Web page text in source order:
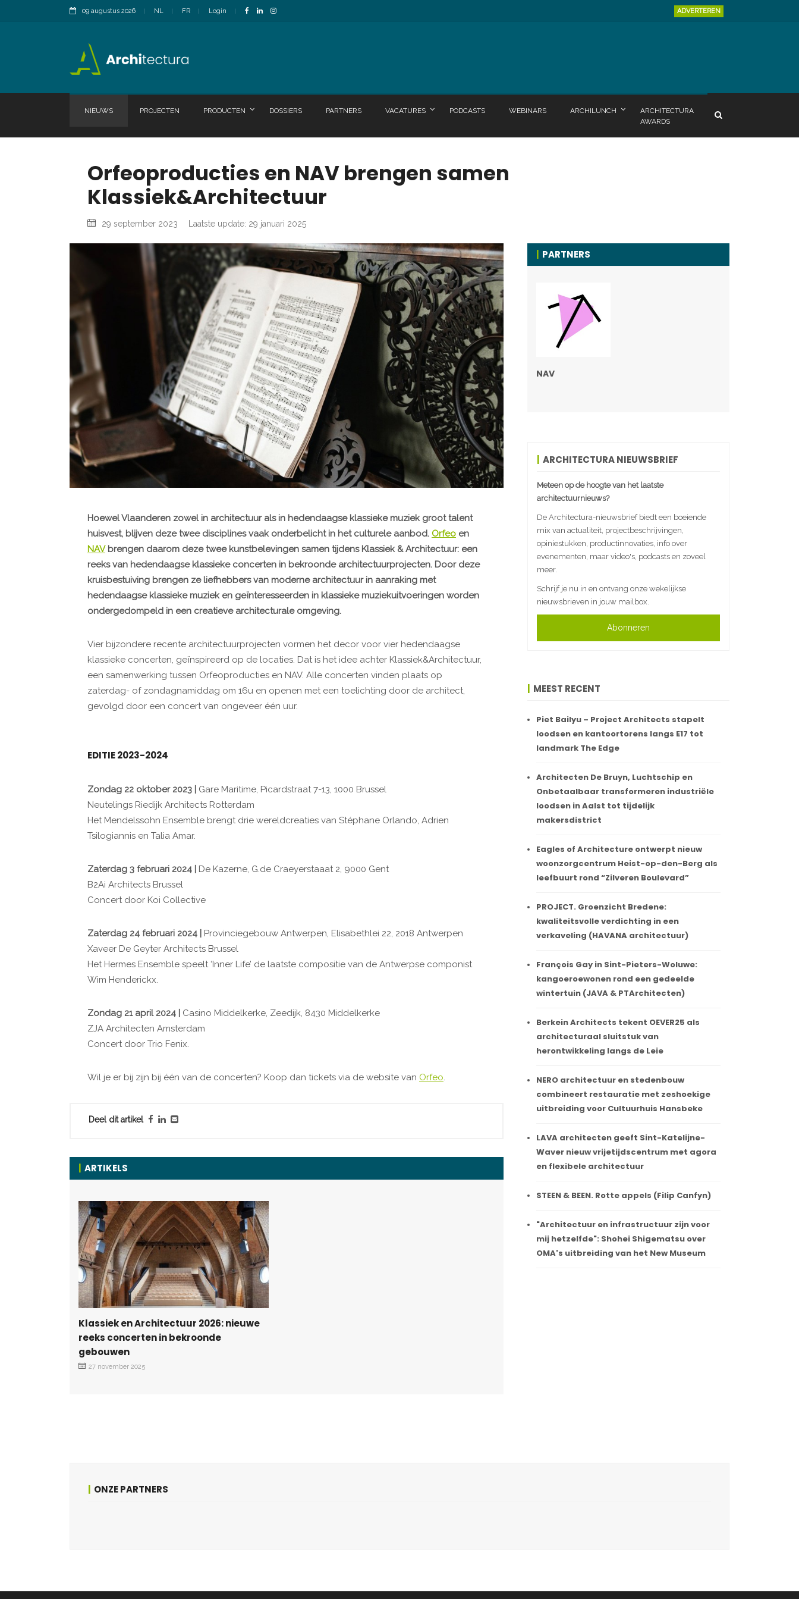
09 augustus 2026 NL FR Login ADVERTEREN
NIEUWS PROJECTEN PRODUCTEN DOSSIERS PARTNERS VACATURES PODCASTS WEBINARS ARCHILUNCH
ARCHITECTURA
AWARDS
Orfeoproducties en NAV brengen samen
Klassiek&Architectuur
29 september 2023 Laatste update: 29 januari 2025
Hoewel Vlaanderen zowel in architectuur als in hedendaagse klassieke muziek groot talent
huisvest, blijven deze twee disciplines vaak onderbelicht in het culturele aanbod. Orfeo en
NAVbrengen daarom deze twee kunstbelevingen samen tijdens Klassiek & Architectuur: een
reeks van hedendaagse klassieke concerten in bekroonde architectuurprojecten. Door deze
kruisbestuiving brengen ze liefhebbers van moderne architectuur in aanraking met
hedendaagse klassieke muziek en geïnteresseerden in klassieke muziekuitvoeringen worden
ondergedompeld in een creatieve architecturale omgeving.
Vier bijzondere recente architectuurprojecten vormen het decor voor vier hedendaagse
klassieke concerten, geïnspireerd op de locaties. Dat is het idee achter Klassiek&Architectuur,
een samenwerking tussen Orfeoproducties en NAV. Alle concerten vinden plaats op
zaterdag- of zondagnamiddag om 16u en openen met een toelichting door de architect,
gevolgd door een concert van ongeveer één uur.
EDITIE 2023-2024
Zondag 22 oktober 2023 | Gare Maritime, Picardstraat 7-13, 1000 Brussel
Neutelings Riedijk Architects Rotterdam
Het Mendelssohn Ensemble brengt drie wereldcreaties van Stéphane Orlando, Adrien
Tsilogiannis en Talia Amar.
Zaterdag 3 februari 2024 | De Kazerne, G.de Craeyerstaaat 2, 9000 Gent
B2Ai Architects Brussel
Concert door Koi Collective
Zaterdag 24 februari 2024 | Provinciegebouw Antwerpen, Elisabethlei 22, 2018 Antwerpen
Xaveer De Geyter Architects Brussel
Het Hermes Ensemble speelt ‘Inner Life’ de laatste compositie van de Antwerpse componist
Wim Henderickx.
Zondag 21 april 2024 | Casino Middelkerke, Zeedijk, 8430 Middelkerke
ZJA Architecten Amsterdam
Concert door Trio Fenix.
Wil je er bij zijn bij één van de concerten? Koop dan tickets via de website van Orfeo.
Deel dit artikel
ARTIKELS
Klassiek en Architectuur 2026: nieuwe
reeks concerten in bekroonde
gebouwen
27 november 2025
PARTNERS
NAV
ARCHITECTURA NIEUWSBRIEF
Meteen op de hoogte van het laatste
architectuurnieuws?
De Architectura-nieuwsbrief biedt een boeiende
mix van actualiteit, projectbeschrijvingen,
opiniestukken, productinnovaties, info over
evenementen, maar video's, podcasts en zoveel
meer.
Schrijf je nu in en ontvang onze wekelijkse
nieuwsbrieven in jouw mailbox.
Abonneren
MEEST RECENT
Piet Bailyu – Project Architects stapelt
loodsen en kantoortorens langs E17 tot
landmark The Edge
Architecten De Bruyn, Luchtschip en
Onbetaalbaar transformeren industriële
loodsen in Aalst tot tijdelijk
makersdistrict
Eagles of Architecture ontwerpt nieuw
woonzorgcentrum Heist-op-den-Berg als
leefbuurt rond “Zilveren Boulevard”
PROJECT. Groenzicht Bredene:
kwaliteitsvolle verdichting in een
verkaveling (HAVANA architectuur)
François Gay in Sint-Pieters-Woluwe:
kangoeroewonen rond een gedeelde
wintertuin (JAVA & PTArchitecten)
Berkein Architects tekent OEVER25 als
architecturaal sluitstuk van
herontwikkeling langs de Leie
NERO architectuur en stedenbouw
combineert restauratie met zeshoekige
uitbreiding voor Cultuurhuis Hansbeke
LAVA architecten geeft Sint-Katelijne-
Waver nieuw vrijetijdscentrum met agora
en flexibele architectuur
STEEN & BEEN. Rotte appels (Filip Canfyn)
"Architectuur en infrastructuur zijn voor
mij hetzelfde": Shohei Shigematsu over
OMA's uitbreiding van het New Museum
ONZE PARTNERS